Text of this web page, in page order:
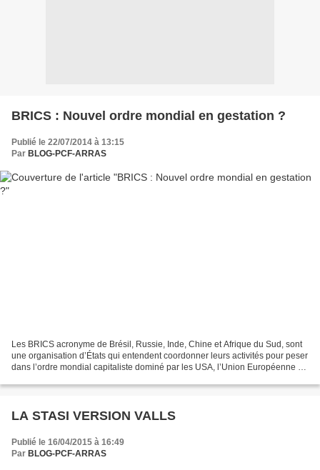
BRICS : Nouvel ordre mondial en gestation ?
Publié le 22/07/2014 à 13:15
Par BLOG-PCF-ARRAS
Les BRICS acronyme de Brésil, Russie, Inde, Chine et Afrique du Sud, sont
une organisation d’États qui entendent coordonner leurs activités pour peser
dans l’ordre mondial capitaliste dominé par les USA, l’Union Européenne et
LA STASI VERSION VALLS
Publié le 16/04/2015 à 16:49
Par BLOG-PCF-ARRAS